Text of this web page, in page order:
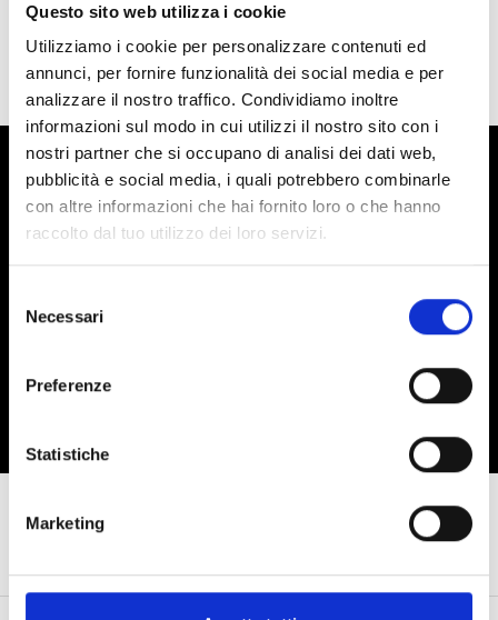
Questo sito web utilizza i cookie
Utilizziamo i cookie per personalizzare contenuti ed
annunci, per fornire funzionalità dei social media e per
analizzare il nostro traffico. Condividiamo inoltre
informazioni sul modo in cui utilizzi il nostro sito con i
nostri partner che si occupano di analisi dei dati web,
pubblicità e social media, i quali potrebbero combinarle
con altre informazioni che hai fornito loro o che hanno
raccolto dal tuo utilizzo dei loro servizi.
delNecessari
Preferenze
Statistiche
Marketing
Non è stato trovato alcun prodotto
EMAIL NEWSLETTER
Vi piacerebbe ricevere promozioni sul mondo dei pattini e
della danza direttamente via email? Sapete cosa fare.
Iscriviti
Ho preso visione della privacy policy (